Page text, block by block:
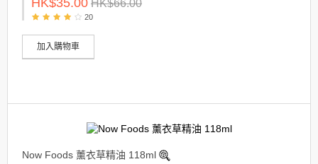
HK$66.00
20
加入購物車
Now Foods 薰衣草精油 118ml